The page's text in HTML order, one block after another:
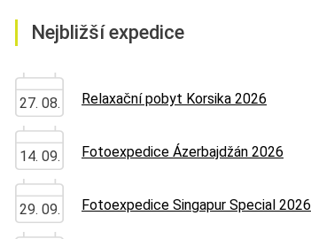
Nejbližší expedice
27. 08. Relaxační pobyt Korsika 2026
14. 09. Fotoexpedice Ázerbajdžán 2026
29. 09. Fotoexpedice Singapur Special 2026